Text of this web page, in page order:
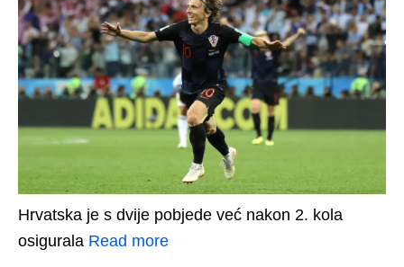
Hrvatska je s dvije pobjede već nakon 2. kola
osigurala Read more